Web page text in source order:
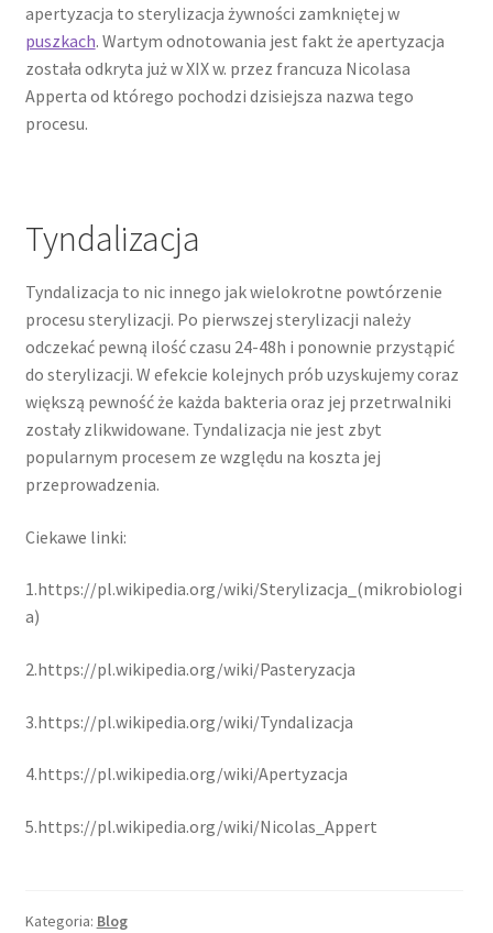
apertyzacja to sterylizacja żywności zamkniętej w
puszkach. Wartym odnotowania jest fakt że apertyzacja
została odkryta już w XIX w. przez francuza Nicolasa
Apperta od którego pochodzi dzisiejsza nazwa tego
procesu.
Tyndalizacja
Tyndalizacja to nic innego jak wielokrotne powtórzenie
procesu sterylizacji. Po pierwszej sterylizacji należy
odczekać pewną ilość czasu 24-48h i ponownie przystąpić
do sterylizacji. W efekcie kolejnych prób uzyskujemy coraz
większą pewność że każda bakteria oraz jej przetrwalniki
zostały zlikwidowane. Tyndalizacja nie jest zbyt
popularnym procesem ze względu na koszta jej
przeprowadzenia.
Ciekawe linki:
1.https://pl.wikipedia.org/wiki/Sterylizacja_(mikrobiologi
a)
2.https://pl.wikipedia.org/wiki/Pasteryzacja
3.https://pl.wikipedia.org/wiki/Tyndalizacja
4.https://pl.wikipedia.org/wiki/Apertyzacja
5.https://pl.wikipedia.org/wiki/Nicolas_Appert
Kategoria: Blog